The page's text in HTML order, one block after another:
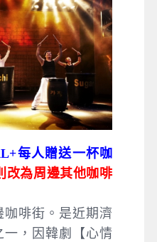
每⼈贈送⼀杯咖
改為周邊其他咖啡
啡街。是近期濟
一，因韓劇【心情